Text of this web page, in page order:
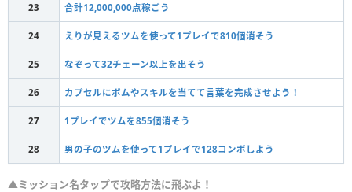
23 合計12,000,000点稼ごう
24 えりが見えるツムを使って1プレイで810個消そう
25 なぞって32チェーン以上を出そう
26 カプセルにボムやスキルを当てて言葉を完成させよう！
27 1プレイでツムを855個消そう
28 男の子のツムを使って1プレイで128コンボしよう
▲ミッション名タップで攻略方法に飛ぶよ！